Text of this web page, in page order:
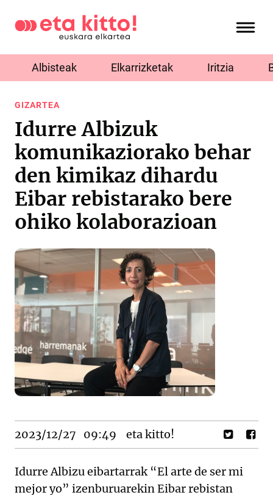
Albisteak Elkarrizketak Iritzia
GIZARTEA
Idurre Albizuk
komunikaziorako behar
den kimikaz dihardu
Eibar rebistarako bere
ohiko kolaborazioan
2023/12/27 09:49 eta kitto!
Idurre Albizu eibartarrak “El arte de ser mi
mejor yo” izenburuarekin Eibar rebistan